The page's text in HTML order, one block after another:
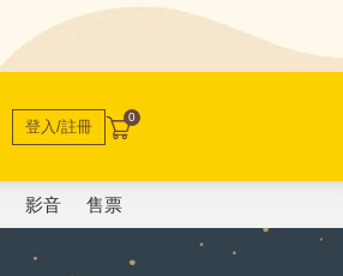
登入/註冊 0
影音 售票